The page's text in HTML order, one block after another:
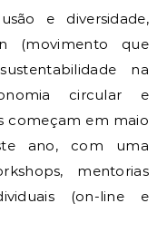
e diversidade,
(movimento que
na
circular e
começam em maio
ano, com uma
mentorias
(on-line e